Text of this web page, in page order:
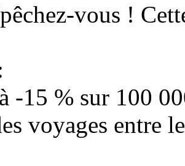
vous !
-15 % sur 100
voyages entre